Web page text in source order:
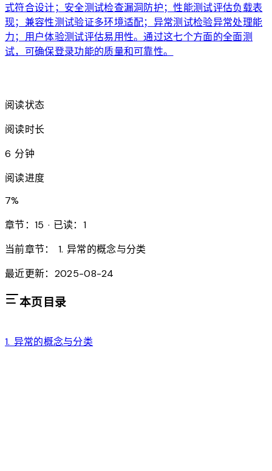
式符合设计；安全测试检查漏洞防护；性能测试评估负载表
现；兼容性测试验证多环境适配；异常测试检验异常处理能
力；用户体验测试评估易用性。通过这七个方面的全面测
试，可确保登录功能的质量和可靠性。
阅读状态
阅读时长
6 分钟
阅读进度
7%
章节：15 · 已读：1
当前章节：
1. 异常的概念与分类
最近更新：2025-08-24
本页目录
1. 异常的概念与分类